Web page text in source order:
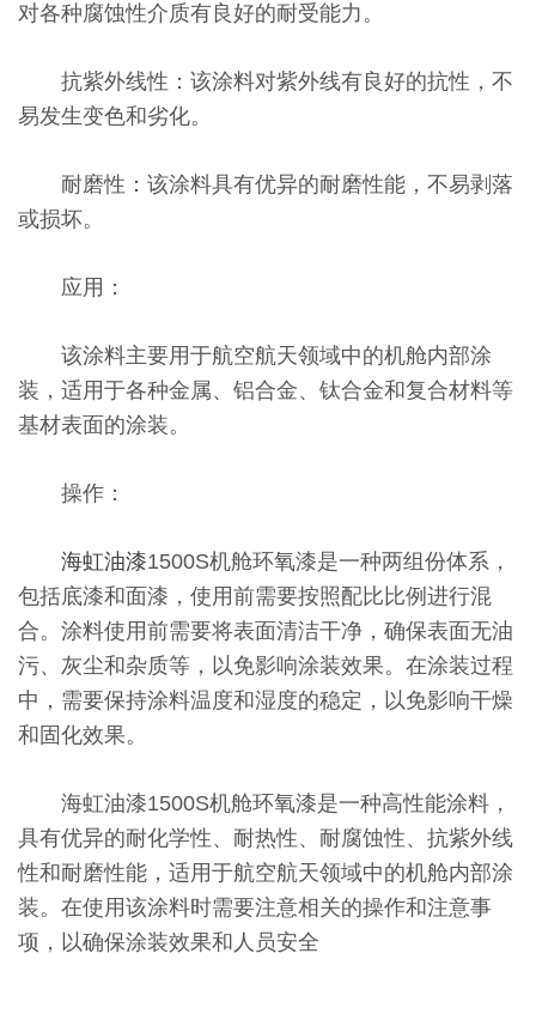
对各种腐蚀性介质有良好的耐受能力。
抗紫外线性：该涂料对紫外线有良好的抗性，不
易发生变色和劣化。
耐磨性：该涂料具有优异的耐磨性能，不易剥落
或损坏。
应用：
该涂料主要用于航空航天领域中的机舱内部涂
装，适用于各种金属、铝合金、钛合金和复合材料等
基材表面的涂装。
操作：
海虹油漆1500S机舱环氧漆是一种两组份体系，
包括底漆和面漆，使用前需要按照配比比例进行混
合。涂料使用前需要将表面清洁干净，确保表面无油
污、灰尘和杂质等，以免影响涂装效果。在涂装过程
中，需要保持涂料温度和湿度的稳定，以免影响干燥
和固化效果。
海虹油漆1500S机舱环氧漆是一种高性能涂料，
具有优异的耐化学性、耐热性、耐腐蚀性、抗紫外线
性和耐磨性能，适用于航空航天领域中的机舱内部涂
装。在使用该涂料时需要注意相关的操作和注意事
项，以确保涂装效果和人员安全